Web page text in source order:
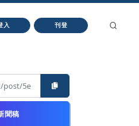
入 刊登
聞稿